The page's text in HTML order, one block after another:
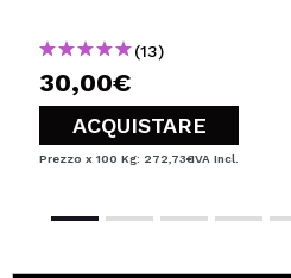
(13)
30,00€
ACQUISTARE
Prezzo x 100 Kg: 272,73€IVA Incl.